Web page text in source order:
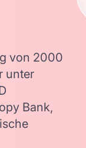
von 2000
unter
Bank,